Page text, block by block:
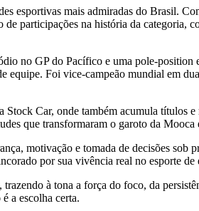
esportivas mais admiradas do Brasil.
participações na história da categoria,
no GP do Pacífico e uma pole-
Foi vice-campeão mundial em
Car, onde também acumula títulos
que transformaram o garoto da
motivação e tomada de decisões sob
por sua vivência real no esporte de
à tona a força do foco, da
a escolha certa.